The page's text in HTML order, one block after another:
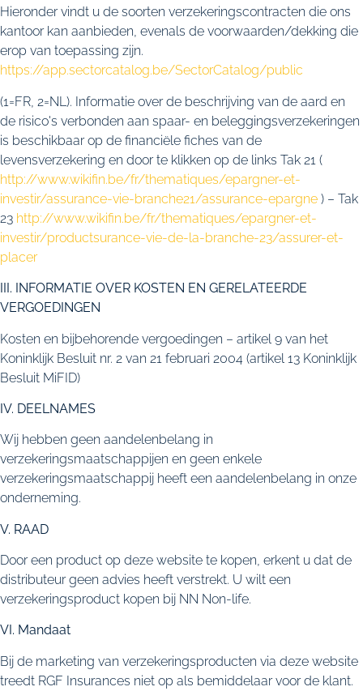
Hieronder vindt u de soorten verzekeringscontracten die ons
kantoor kan aanbieden, evenals de voorwaarden/dekking die
erop van toepassing zijn.
https://app.sectorcatalog.be/SectorCatalog/public
(1=FR, 2=NL). Informatie over de beschrijving van de aard en
de risico's verbonden aan spaar- en beleggingsverzekeringen
is beschikbaar op de financiële fiches van de
levensverzekering en door te klikken op de links Tak 21 (
http://www.wikifin.be/fr/thematiques/epargner-et-
investir/assurance-vie-branche21/assurance-epargne ) – Tak
23 http://www.wikifin.be/fr/thematiques/epargner-et-
investir/productsurance-vie-de-la-branche-23/assurer-et-
placer
III. INFORMATIE OVER KOSTEN EN GERELATEERDE
VERGOEDINGEN
Kosten en bijbehorende vergoedingen – artikel 9 van het
Koninklijk Besluit nr. 2 van 21 februari 2004 (artikel 13 Koninklijk
Besluit MiFID)
IV. DEELNAMES
Wij hebben geen aandelenbelang in
verzekeringsmaatschappijen en geen enkele
verzekeringsmaatschappij heeft een aandelenbelang in onze
onderneming.
V. RAAD
Door een product op deze website te kopen, erkent u dat de
distributeur geen advies heeft verstrekt. U wilt een
verzekeringsproduct kopen bij NN Non-life.
VI. Mandaat
Bij de marketing van verzekeringsproducten via deze website
treedt RGF Insurances niet op als bemiddelaar voor de klant.